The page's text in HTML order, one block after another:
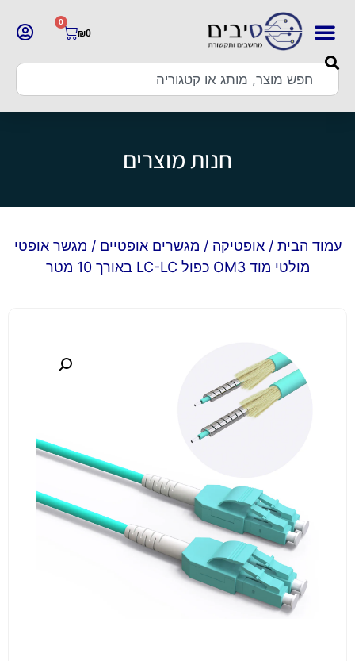
₪0
0
חנות מוצרים
עמוד הבית /אופטיקה / מגשרים אופטיים / מגשר אופטי
מולטי מוד OM3 כפול LC-LC באורך 10 מטר